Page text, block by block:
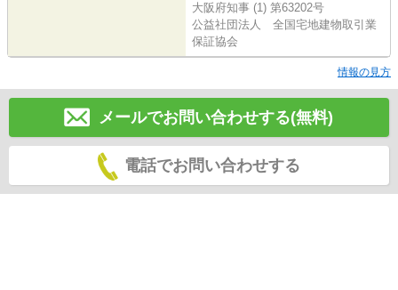
大阪府知事 (1) 第63202号
公益社団法人 全国宅地建物取引業
保証協会
情報の見方
メールでお問い合わせする(無料)
電話でお問い合わせする